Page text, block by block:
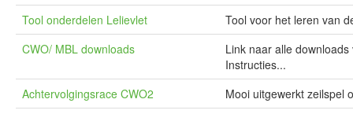
Tool onderdelen Lelievlet
Tool voor het leren van
CWO/ MBL downloads
Link naar alle
Instructies...
Achtervolgingsrace CWO2
Mooi uitgewerkt zeilspel